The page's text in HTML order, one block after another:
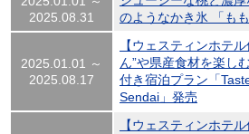
2025.08.31
のようなかき氷 「も
2025.01.01 ～
2025.08.17
【ウェスティンホテ
ん”や県産食材を楽し
付き宿泊プラン「
Sendai」発売
【ウェスティンホテ